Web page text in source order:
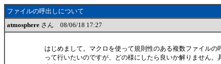
ファイルの呼出しについて
atmosphere さん 08/06/18 17:27
はじめまして。マクロを使って規則性のある複数ファイルの
って行いたいのですが、どの様にしたら良いか解りません。